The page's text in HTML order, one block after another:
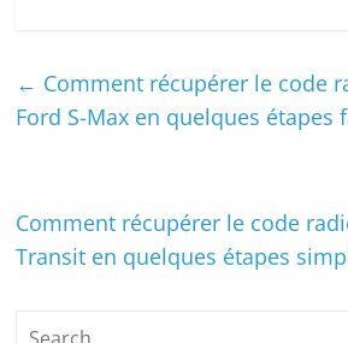
← Comment récupérer le code
Ford S-Max en quelques étapes
Comment récupérer le code
Transit en quelques étapes